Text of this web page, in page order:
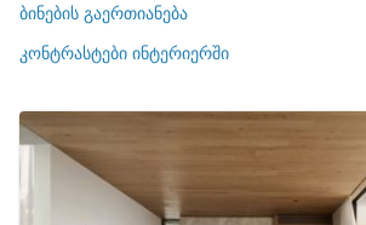
ბ
ი
ბინების გაერთიანება
კონტრასტები ინტერიერში